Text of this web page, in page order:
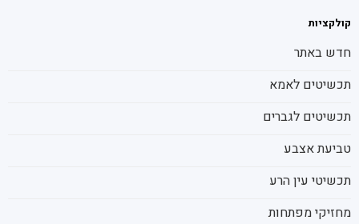
קולקציות
חדש באתר
תכשיטים לאמא
תכשיטים לגברים
טביעת אצבע
תכשיטי עין הרע
מחזיקי מפתחות